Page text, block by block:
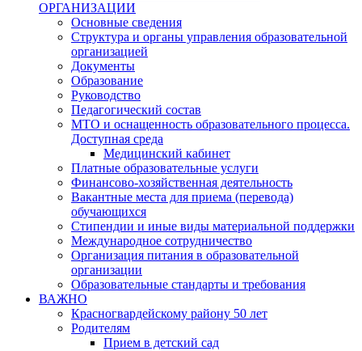
ОРГАНИЗАЦИИ
Основные сведения
Структура и органы управления образовательной
организацией
Документы
Образование
Руководство
Педагогический состав
МТО и оснащенность образовательного процесса.
Доступная среда
Медицинский кабинет
Платные образовательные услуги
Финансово-хозяйственная деятельность
Вакантные места для приема (перевода)
обучающихся
Стипендии и иные виды материальной поддержки
Международное сотрудничество
Организация питания в образовательной
организации
Образовательные стандарты и требования
ВАЖНО
Красногвардейскому району 50 лет
Родителям
Прием в детский сад